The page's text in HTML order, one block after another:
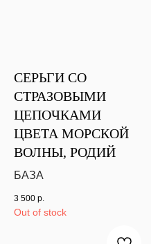
СЕРЬГИ СО
СТРАЗОВЫМИ
ЦЕПОЧКАМИ
ЦВЕТА МОРСКОЙ
ВОЛНЫ, РОДИЙ
БАЗА
3 500 р.
Out of stock